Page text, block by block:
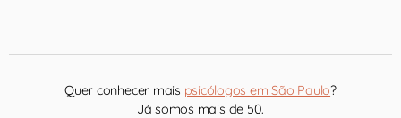
Quer conhecer mais psicólogos em São Paulo?
Já somos mais de 50.